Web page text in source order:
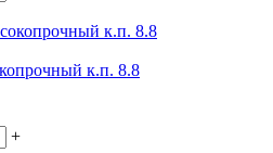
к.п. 8.8
+